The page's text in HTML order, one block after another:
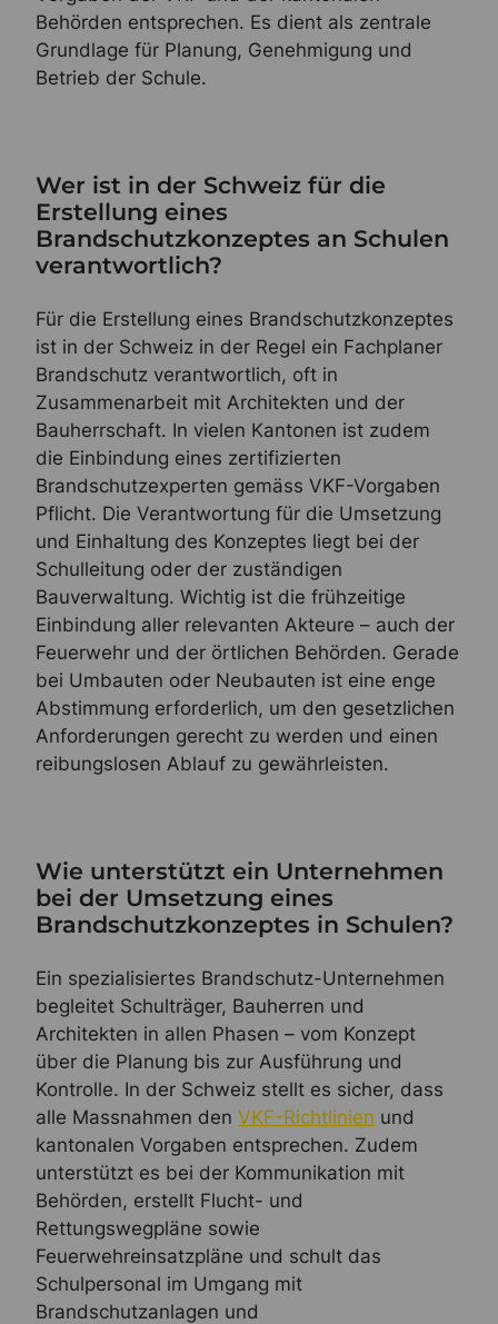
Behörden entsprechen. Es dient als zentrale
Grundlage für Planung, Genehmigung und
Betrieb der Schule.
Wer ist in der Schweiz für die
Erstellung eines
Brandschutzkonzeptes an Schulen
verantwortlich?
Für die Erstellung eines Brandschutzkonzeptes
ist in der Schweiz in der Regel ein Fachplaner
Brandschutz verantwortlich, oft in
Zusammenarbeit mit Architekten und der
Bauherrschaft. In vielen Kantonen ist zudem
die Einbindung eines zertifizierten
Brandschutzexperten gemäss VKF-Vorgaben
Pflicht. Die Verantwortung für die Umsetzung
und Einhaltung des Konzeptes liegt bei der
Schulleitung oder der zuständigen
Bauverwaltung. Wichtig ist die frühzeitige
Einbindung aller relevanten Akteure – auch der
Feuerwehr und der örtlichen Behörden. Gerade
bei Umbauten oder Neubauten ist eine enge
Abstimmung erforderlich, um den gesetzlichen
Anforderungen gerecht zu werden und einen
reibungslosen Ablauf zu gewährleisten.
Wie unterstützt ein Unternehmen
bei der Umsetzung eines
Brandschutzkonzeptes in Schulen?
Ein spezialisiertes Brandschutz-Unternehmen
begleitet Schulträger, Bauherren und
Architekten in allen Phasen – vom Konzept
über die Planung bis zur Ausführung und
Kontrolle. In der Schweiz stellt es sicher, dass
alle Massnahmen denVKF-Richtlinien und
kantonalen Vorgaben entsprechen. Zudem
unterstützt es bei der Kommunikation mit
Behörden, erstellt Flucht- und
Rettungswegpläne sowie
Feuerwehreinsatzpläne und schult das
Schulpersonal im Umgang mit
Brandschutzanlagen und